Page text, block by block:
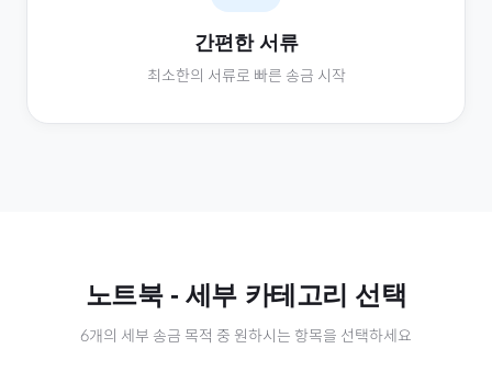
간편한 서류
최소한의 서류로 빠른 송금 시작
노트북- 세부 카테고리 선택
6개의 세부 송금 목적 중 원하시는 항목을 선택하세요